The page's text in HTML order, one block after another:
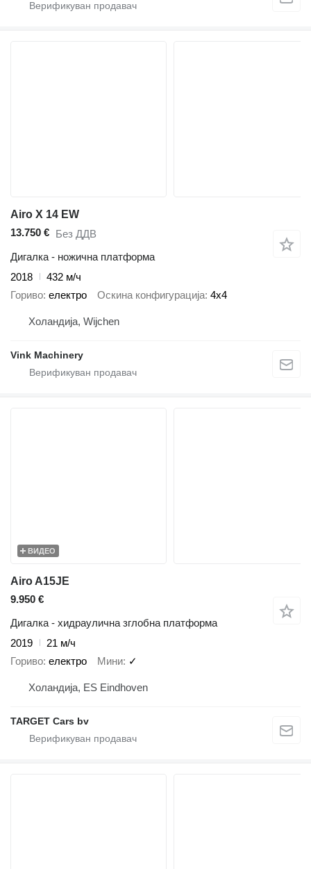
Airo X 14 EW
13.750 € Без ДДВ
Дигалка - ножична платформа
2018
432 м/ч
Гориво електро Оскина конфигурација 4x4
Холандија, Wijchen
Vink Machinery
ВИДЕО
Airo A15JE
9.950 €
Дигалка - хидраулична зглобна платформа
2019
21 м/ч
Гориво електро Мини ✓
Холандија, ES Eindhoven
TARGET Cars bv